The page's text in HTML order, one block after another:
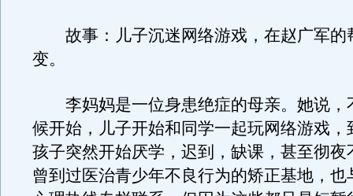
故事：儿子沉迷网络游戏，在赵广军的
变。
李妈妈是一位身患绝症的母亲。她说，
候开始，儿子开始和同学一起玩网络游戏，
孩子突然开始厌学，迟到，缺课，甚至彻夜
曾到过医治青少年不良行为的矫正基地，也